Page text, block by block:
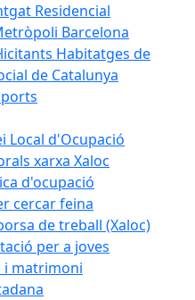
Residencial
Barcelona
Habitatges de
de Catalunya
Local d'Ocupació
xarxa Xaloc
d'ocupació
cercar feina
de treball (Xaloc)
per a joves
i matrimoni